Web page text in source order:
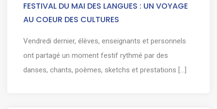
FESTIVAL DU MAI DES LANGUES : UN VOYAGE
AU COEUR DES CULTURES
Vendredi dernier, élèves, enseignants et personnels
ont partagé un moment festif rythmé par des
danses, chants, poèmes, sketchs et prestations [...]